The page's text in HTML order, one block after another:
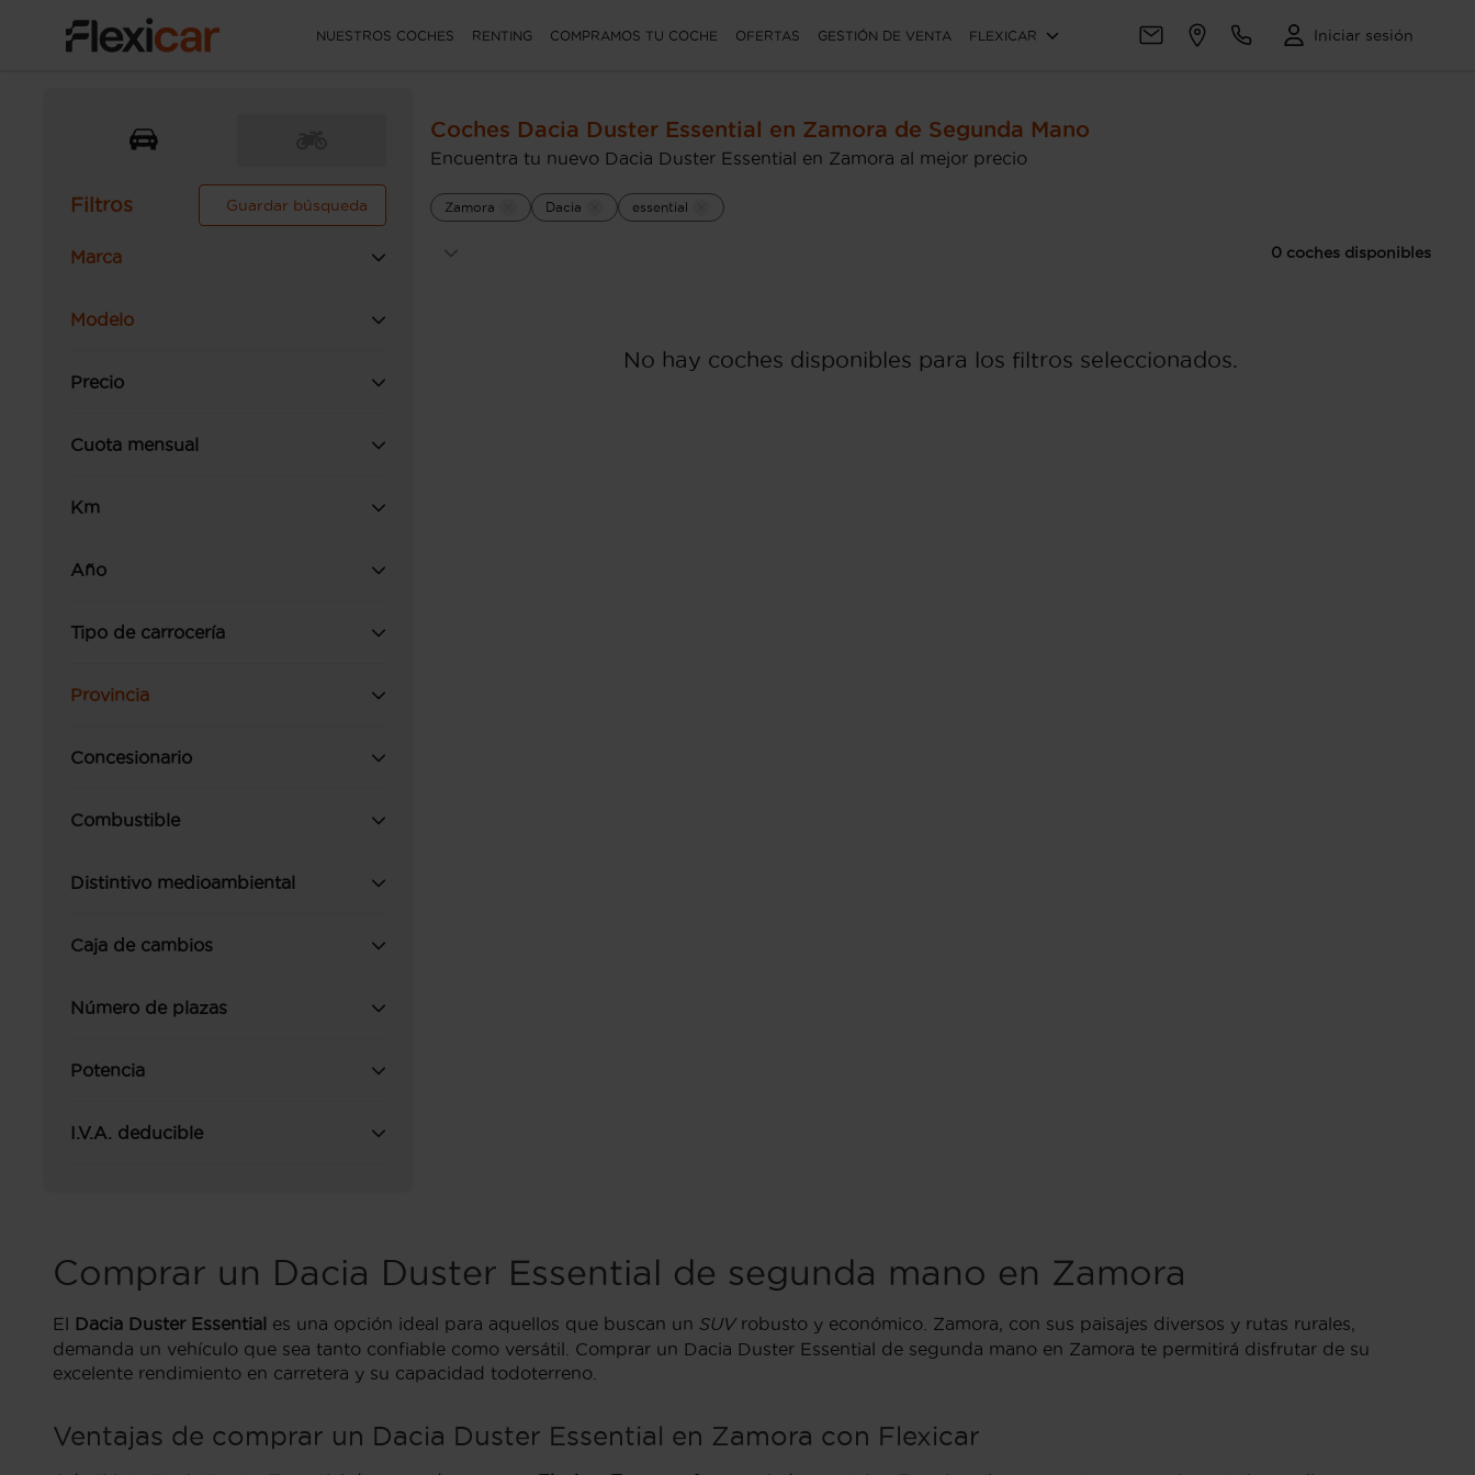
NUESTROS COCHES RENTING COMPRAMOS TU COCHE OFERTAS GESTIÓN DE VENTA FLEXICAR Iniciar sesión
Filtros Guardar búsqueda
Marca
Modelo
Precio
Cuota mensual
Km
Año
Tipo de carrocería
Provincia
Concesionario
Combustible
Distintivo medioambiental
Caja de cambios
Número de plazas
Potencia
I.V.A. deducible
Coches Dacia Duster Essential en Zamora de Segunda Mano
Encuentra tu nuevo Dacia Duster Essential en Zamora al mejor precio
Zamora Dacia essential
0 coches disponibles
No hay coches disponibles para los filtros seleccionados.
Comprar un Dacia Duster Essential de segunda mano en Zamora
El Dacia Duster Essential es una opción ideal para aquellos que buscan un SUVrobusto y económico. Zamora, con sus paisajes diversos y rutas rurales,
demanda un vehículo que sea tanto confiable como versátil. Comprar un Dacia Duster Essential de segunda mano en Zamora te permitirá disfrutar de su
excelente rendimiento en carretera y su capacidad todoterreno.
Ventajas de comprar un Dacia Duster Essential en Zamora con Flexicar